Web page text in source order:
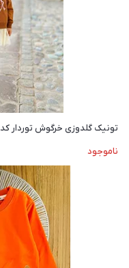
تونیک گلدوزی خرگوش توردار کد ۲۴۰۸
ناموجود